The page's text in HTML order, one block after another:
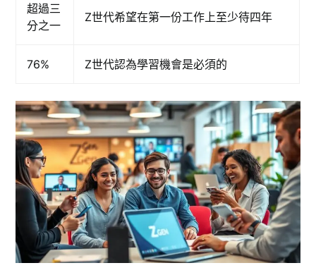
超過三
分之一
Z世代希望在第一份工作上至少待四年
76% Z世代認為學習機會是必須的